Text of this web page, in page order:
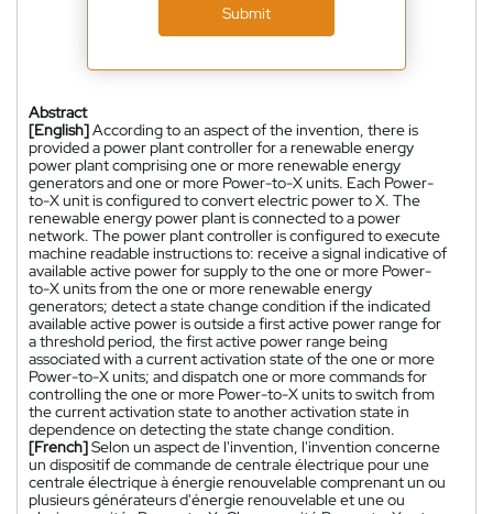
Submit
Abstract
[English]According to an aspect of the invention, there is
provided a power plant controller for a renewable energy
power plant comprising one or more renewable energy
generators and one or more Power-to-X units. Each Power-
to-X unit is configured to convert electric power to X. The
renewable energy power plant is connected to a power
network. The power plant controller is configured to execute
machine readable instructions to: receive a signal indicative of
available active power for supply to the one or more Power-
to-X units from the one or more renewable energy
generators; detect a state change condition if the indicated
available active power is outside a first active power range for
a threshold period, the first active power range being
associated with a current activation state of the one or more
Power-to-X units; and dispatch one or more commands for
controlling the one or more Power-to-X units to switch from
the current activation state to another activation state in
dependence on detecting the state change condition.
[French]Selon un aspect de l'invention, l'invention concerne
un dispositif de commande de centrale électrique pour une
centrale électrique à énergie renouvelable comprenant un ou
plusieurs générateurs d'énergie renouvelable et une ou